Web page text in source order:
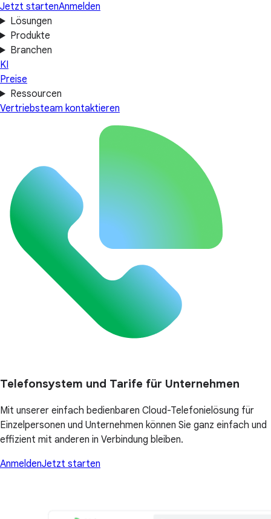
Jetzt startenAnmelden
Lösungen
Produkte
Branchen
KI
Preise
Ressourcen
Vertriebsteam kontaktieren
Telefonsystem und Tarife für Unternehmen
Mit unserer einfach bedienbaren Cloud-Telefonielösung für
Einzelpersonen und Unternehmen können Sie ganz einfach und
effizient mit anderen in Verbindung bleiben.
AnmeldenJetzt starten